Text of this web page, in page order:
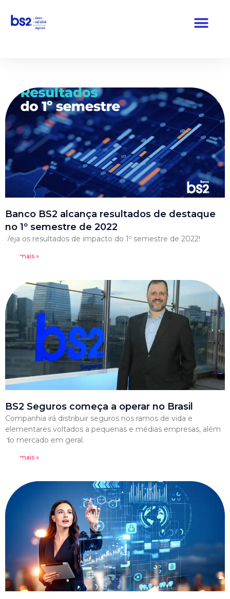
Pular
Banco BS2 alcança resultados de destaque
no 1º semestre de 2022
Veja os resultados de impacto do 1º semestre de 2022!
Leia mais »
BS2 Seguros começa a operar no Brasil
Companhia irá distribuir seguros nos ramos de vida e
elementares voltados a pequenas e médias empresas, além
do mercado em geral.
Leia mais »